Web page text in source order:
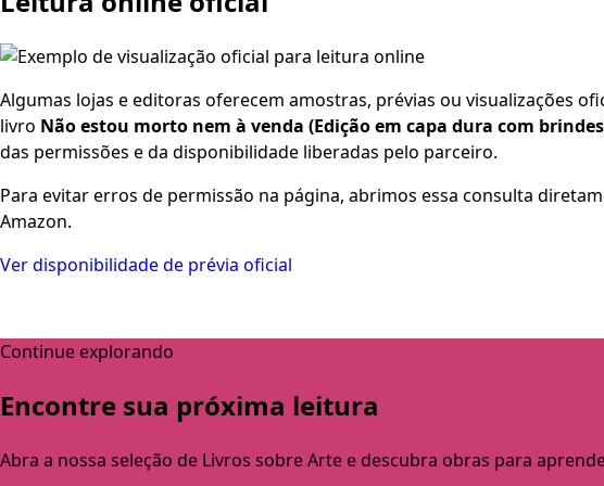
Algumas lojas e editoras oferecem amostras, prévias ou visualizações
livro Não estou morto nem à venda (Edição em capa dura com
das permissões e da disponibilidade liberadas pelo parceiro.
Para evitar erros de permissão na página, abrimos essa consulta
Amazon.
Ver disponibilidade de prévia oficial
Continue explorando
Encontre sua próxima leitura
Abra a nossa seleção de Livros sobre Arte e descubra obras para